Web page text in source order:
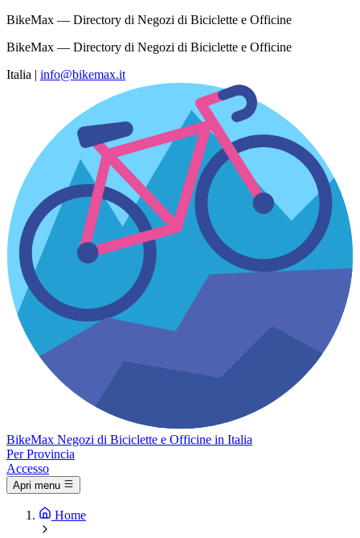
BikeMax — Directory di Negozi di Biciclette e Officine
BikeMax — Directory di Negozi di Biciclette e Officine
Italia | info@bikemax.it
BikeMax Negozi di Biciclette e Officine in Italia
Per Provincia
Accesso
Apri menu
Home